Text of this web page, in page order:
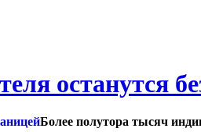
останутся
Более полутора тысяч